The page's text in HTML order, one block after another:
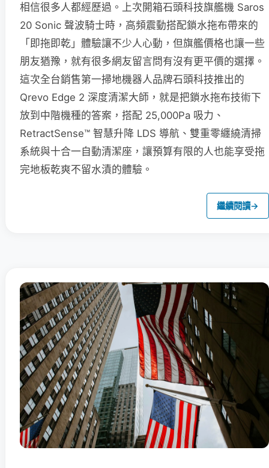
相信很多人都經歷過。上次開箱石頭科技旗艦機 Saros
20 Sonic 聲波騎士時，高頻震動搭配鎖水拖布帶來的
「即拖即乾」體驗讓不少人心動，但旗艦價格也讓一些
朋友猶豫，就有很多網友留言問有沒有更平價的選擇。
這次全台銷售第一掃地機器人品牌石頭科技推出的
Qrevo Edge 2 深度清潔大師，就是把鎖水拖布技術下
放到中階機種的答案，搭配 25,000Pa 吸力、
RetractSense™ 智慧升降 LDS 導航、雙重零纏繞清掃
系統與十合一自動清潔座，讓預算有限的人也能享受拖
完地板乾爽不留水漬的體驗。
繼續閱讀→